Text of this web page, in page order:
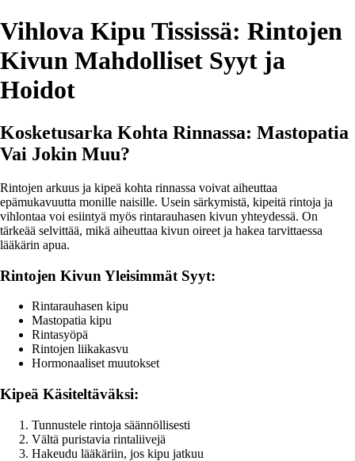
Vihlova Kipu Tississä: Rintojen
Kivun Mahdolliset Syyt ja
Hoidot
Kosketusarka Kohta Rinnassa: Mastopatia
Vai Jokin Muu?
Rintojen arkuus ja kipeä kohta rinnassa voivat aiheuttaa
epämukavuutta monille naisille. Usein särkymistä, kipeitä rintoja ja
vihlontaa voi esiintyä myös rintarauhasen kivun yhteydessä. On
tärkeää selvittää, mikä aiheuttaa kivun oireet ja hakea tarvittaessa
lääkärin apua.
Rintojen Kivun Yleisimmät Syyt:
Rintarauhasen kipu
Mastopatia kipu
Rintasyöpä
Rintojen liikakasvu
Hormonaaliset muutokset
Kipeä Käsiteltäväksi:
Tunnustele rintoja säännöllisesti
Vältä puristavia rintaliivejä
Hakeudu lääkäriin, jos kipu jatkuu